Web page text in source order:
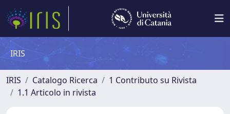
IRIS
IRIS Catalogo Ricerca
1 Contributo su Rivista
1.1 Articolo in rivista